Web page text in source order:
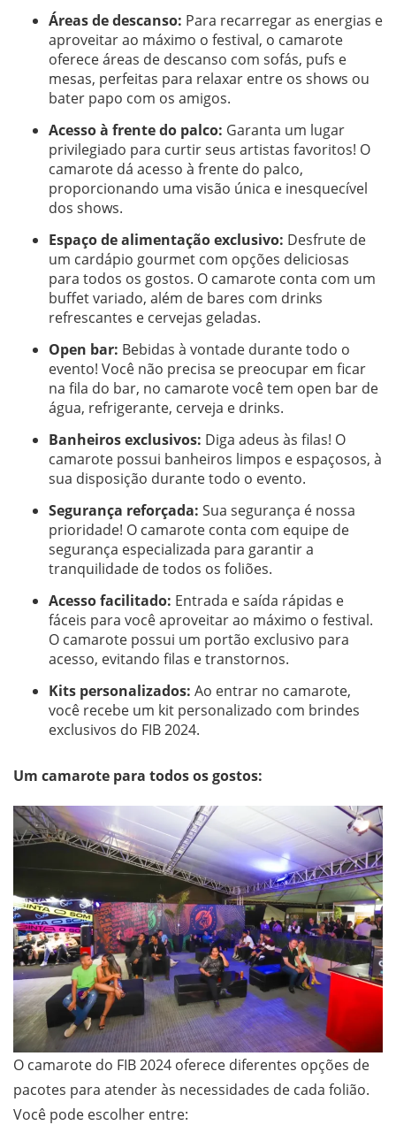
Áreas de descanso: Para recarregar as energias e
aproveitar ao máximo o festival, o camarote
oferece áreas de descanso com sofás, pufs e
mesas, perfeitas para relaxar entre os shows ou
bater papo com os amigos.
Acesso à frente do palco: Garanta um lugar
privilegiado para curtir seus artistas favoritos! O
camarote dá acesso à frente do palco,
proporcionando uma visão única e inesquecível
dos shows.
Espaço de alimentação exclusivo: Desfrute de
um cardápio gourmet com opções deliciosas
para todos os gostos. O camarote conta com um
buffet variado, além de bares com drinks
refrescantes e cervejas geladas.
Open bar: Bebidas à vontade durante todo o
evento! Você não precisa se preocupar em ficar
na fila do bar, no camarote você tem open bar de
água, refrigerante, cerveja e drinks.
Banheiros exclusivos: Diga adeus às filas! O
camarote possui banheiros limpos e espaçosos, à
sua disposição durante todo o evento.
Segurança reforçada: Sua segurança é nossa
prioridade! O camarote conta com equipe de
segurança especializada para garantir a
tranquilidade de todos os foliões.
Acesso facilitado: Entrada e saída rápidas e
fáceis para você aproveitar ao máximo o festival.
O camarote possui um portão exclusivo para
acesso, evitando filas e transtornos.
Kits personalizados: Ao entrar no camarote,
você recebe um kit personalizado com brindes
exclusivos do FIB 2024.
Um camarote para todos os gostos:
O camarote do FIB 2024 oferece diferentes opções de
pacotes para atender às necessidades de cada folião.
Você pode escolher entre: